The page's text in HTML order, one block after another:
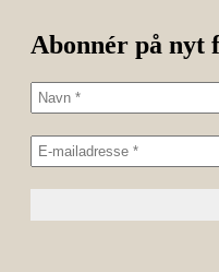
Abonnér på nyt